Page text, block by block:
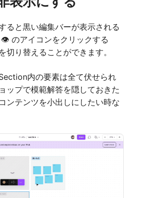
ると黒い編集バーが表示される
のアイコンをクリックする
切り替えることができます。
内の要素は全て伏せられ
ップで模範解答を隠しておきた
ンテンツを小出しにしたい時な